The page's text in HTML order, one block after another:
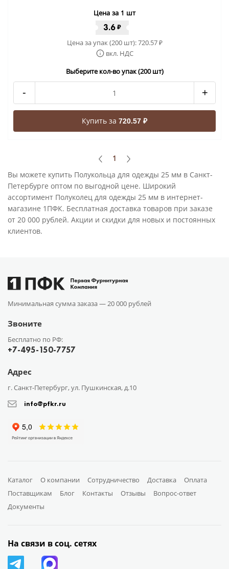
Цена за 1 шт
3.6 ₽
Цена за упак (200 шт):720.57₽
вкл. НДС
Выберите кол-во упак (200 шт)
- +
Купить за 720.57 ₽
1
Вы можете купить Полукольца для одежды 25 мм в Санкт-
Петербурге оптом по выгодной цене. Широкий
ассортимент Полуколец для одежды 25 мм в интернет-
магазине 1ПФК. Бесплатная доставка товаров при заказе
от 20 000 рублей. Акции и скидки для новых и постоянных
клиентов.
Минимальная сумма заказа —20 000 рублей
Звоните
Бесплатно по РФ:
+7-495-150-7757
Адрес
г. Санкт-Петербург, ул. Пушкинская, д.10
info@pfkr.ru
Каталог О компании Сотрудничество Доставка
Оплата
Поставщикам
Блог Контакты Отзывы
Вопрос-ответ
Документы
На связи в соц. сетях